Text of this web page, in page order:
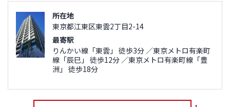
所在地
東京都江東区東雲2丁目2-14
最寄駅
りんかい線「東雲」 徒歩3分 ／東京メトロ有楽町
線「辰巳」 徒歩12分 ／東京メトロ有楽町線「豊
洲」 徒歩18分